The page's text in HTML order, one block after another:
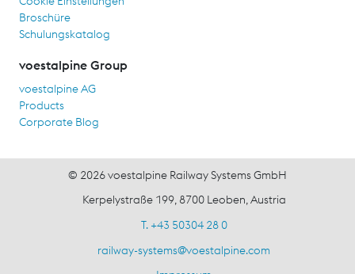
Broschüre
Schulungskatalog
voestalpine Group
voestalpine AG
Products
Corporate Blog
© 2026 voestalpine Railway Systems GmbH
Kerpelystraße 199, 8700 Leoben, Austria
T. +43 50304 28 0
railway-systems@voestalpine.com